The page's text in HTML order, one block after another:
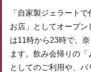
「自家製ジェラート
お店」としてオープ
は11時から23時で、
ます。飲み会帰りの
としてのご利用や、